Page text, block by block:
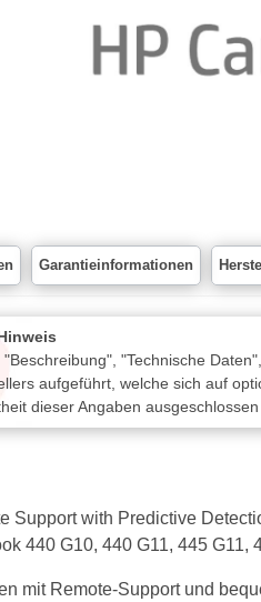
Garantieinformationen
"Technische
aufgeführt, welche sich auf
dieser Angaben ausgeschlossen
Support with Predictive
440 G10, 440 G11, 445 G11,
mit Remote-Support und